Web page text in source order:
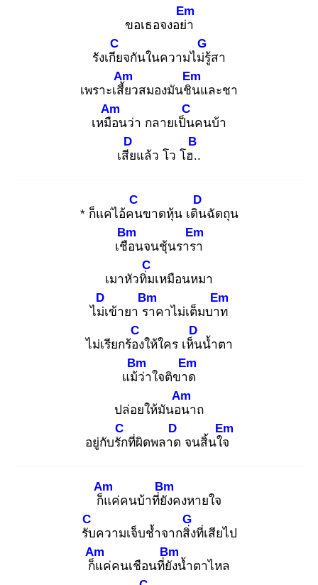
ขอเธอจงอย่า
Em
รังเกีย
C
จกันในความไม่รู้
G
สา
เพราะเสี้ย
Am
วสมองมันชิน
Em
และชา
เหมือ
Am
นว่า กลายเป็น
C
คนบ้า
เสีย
D
แล้ว โว โฮ..
B
* ก็แค่ไอ้คน
C
ขาดหุ้น เดิน
D
ฉัดถุน
เชือ
Bm
นจนชุ้นรารา
Em
เมาหัวทิ่ม
C
เหมือนหมา
ไม่เ
D
ข้ายา รา
Bm
คาไม่เต็มบาท
Em
ไม่เรียกร้อง
C
ให้ใคร เห็น
D
น้ำตา
แม้ว่
Bm
าใจติขาด
Em
ปล่อยให้มันอน
Am
าถ
อยู่กับรัก
C
ที่ผิดพลาด
D
จนสิ้นใจ
Em
ก็แ
Am
ค่คนบ้าที่ยัง
Bm
คงหายใจ
รับ
C
ความเจ็บช้ำจากสิ่ง
G
ที่เสียไป
ก็แ
Am
ค่คนเชือนที่ยัง
Bm
น้ำตาไหล